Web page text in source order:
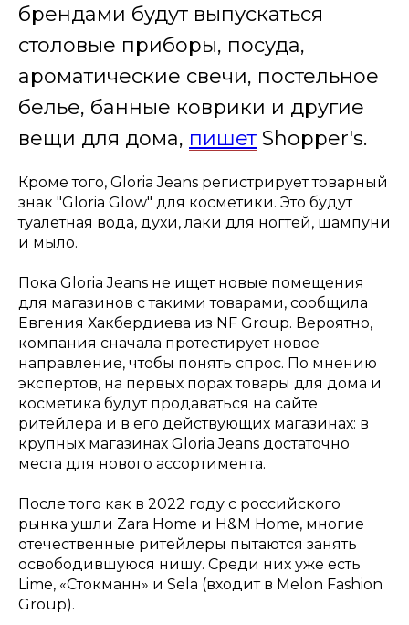
брендами будут выпускаться
столовые приборы, посуда,
ароматические свечи, постельное
белье, банные коврики и другие
вещи для дома, пишет Shopper's.
Кроме того, Gloria Jeans регистрирует товарный
знак "Gloria Glow" для косметики. Это будут
туалетная вода, духи, лаки для ногтей, шампуни
и мыло.
Пока Gloria Jeans не ищет новые помещения
для магазинов с такими товарами, сообщила
Евгения Хакбердиева из NF Group. Вероятно,
компания сначала протестирует новое
направление, чтобы понять спрос. По мнению
экспертов, на первых порах товары для дома и
косметика будут продаваться на сайте
ритейлера и в его действующих магазинах: в
крупных магазинах Gloria Jeans достаточно
места для нового ассортимента.
После того как в 2022 году с российского
рынка ушли Zara Home и H&M Home, многие
отечественные ритейлеры пытаются занять
освободившуюся нишу. Среди них уже есть
Lime, «Стокманн» и Sela (входит в Melon Fashion
Group).